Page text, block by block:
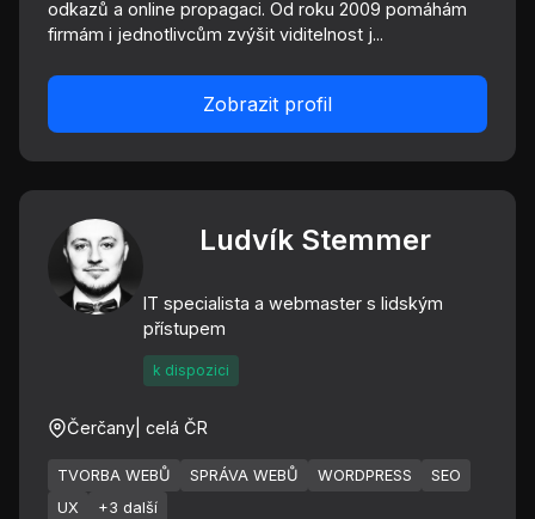
odkazů a online propagaci. Od roku 2009 pomáhám
firmám i jednotlivcům zvýšit viditelnost j...
Zobrazit profil
Ludvík Stemmer
IT specialista a webmaster s lidským
přístupem
k dispozici
Čerčany | celá ČR
TVORBA WEBŮ SPRÁVA WEBŮ WORDPRESS
SEO
UX
+3 další